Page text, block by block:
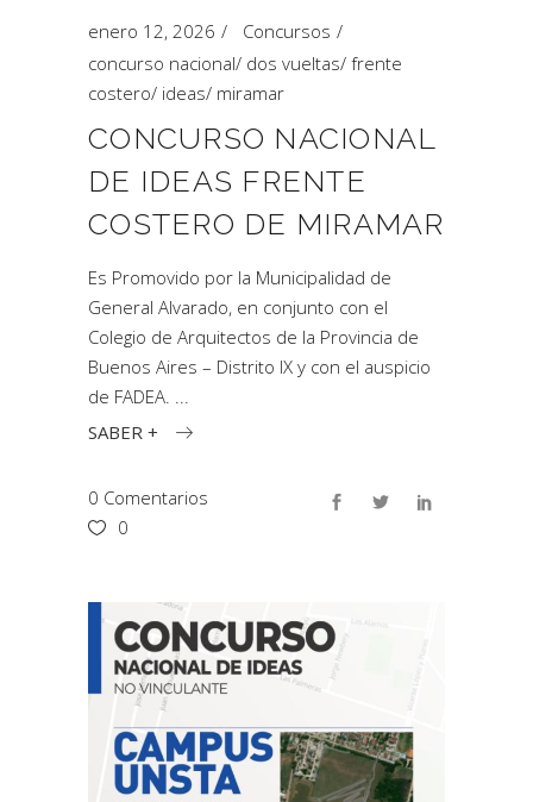
enero 12, 2026
Concursos
concurso nacional/ dos vueltas/ frente
costero/ ideas/ miramar
CONCURSO NACIONAL
DE IDEAS FRENTE
COSTERO DE MIRAMAR
Es Promovido por la Municipalidad de
General Alvarado, en conjunto con el
Colegio de Arquitectos de la Provincia de
Buenos Aires – Distrito IX y con el auspicio
de FADEA.
SABER +
0 Comentarios
0